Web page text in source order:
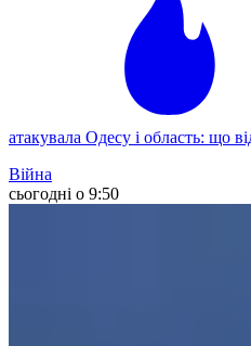
атакувала Одесу і область: що
Війна
сьогодні о 9:50